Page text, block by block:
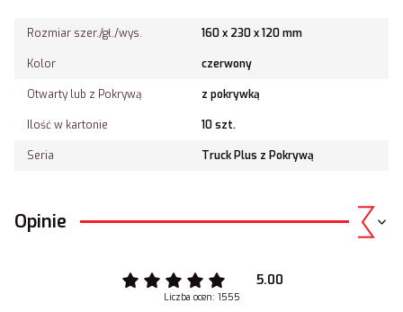
Rozmiar szer./gł./wys. 160 x 230 x 120 mm
Kolor czerwony
Otwarty lub z Pokrywą z pokrywką
Ilość w kartonie 10 szt.
Seria Truck Plus z Pokrywą
Opinie
5.00
Liczba ocen: 1555